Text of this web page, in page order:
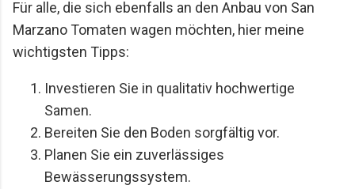
Für alle, die sich ebenfalls an den Anbau von San
Marzano Tomaten wagen möchten, hier meine
wichtigsten Tipps:
Investieren Sie in qualitativ hochwertige
Samen.
Bereiten Sie den Boden sorgfältig vor.
Planen Sie ein zuverlässiges
Bewässerungssystem.